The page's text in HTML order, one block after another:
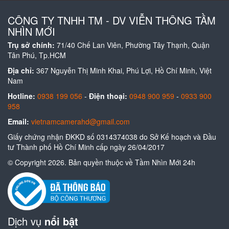
CÔNG TY TNHH TM - DV VIỄN THÔNG TẦM
NHÌN MỚI
Trụ sở chính: 71/40 Chế Lan Viên, Phường Tây Thạnh, Quận
Tân Phú, Tp.HCM
Địa chỉ: 367 Nguyễn Thị Minh Khai, Phú Lợi, Hồ Chí Minh, Việt
Nam
Hotline: 0938 199 056 - Điện thoại: 0948 900 959 - 0933 900
958
Email: vietnamcamerahd@gmail.com
Giấy chứng nhận ĐKKD số 0314374038 do Sở Kế hoạch và Đầu
tư Thành phố Hồ Chí Minh cấp ngày 26/04/2017
© Copyright 2026. Bản quyền thuộc về Tầm Nhìn Mới 24h
Dịch vụ nổi bật